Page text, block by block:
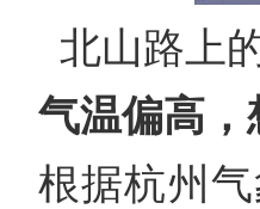
北山路上
气温偏高
根据杭州